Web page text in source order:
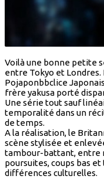
Voilà une bonne petite
entre Tokyo et
Pojaponbbclice
frère yakusa porté
Une série tout sauf
temporalité dans un
de temps.
A la réalisation, le
scène stylisée et
tambour-battant, entre
poursuites, coups bas
différences culturelles.